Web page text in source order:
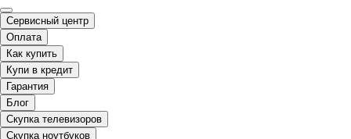
Сервисный центр
Оплата
Как купить
Купи в кредит
Гарантия
Блог
Скупка телевизоров
Скупка ноутбуков